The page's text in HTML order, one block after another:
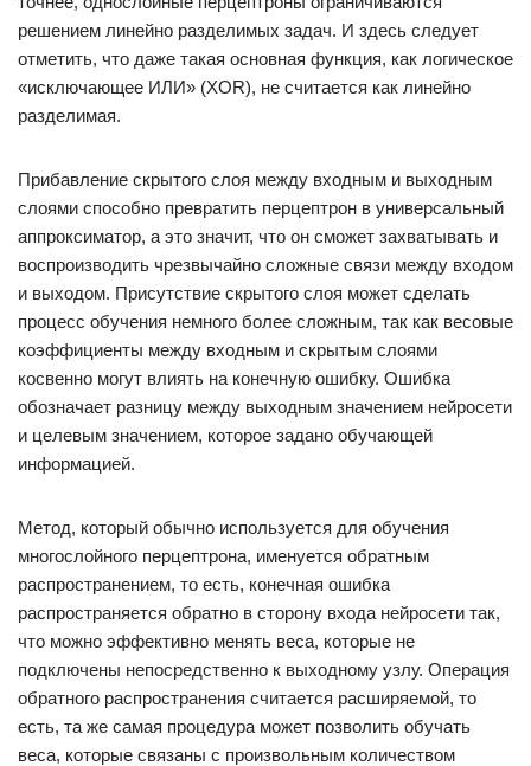
решением линейно разделимых задач. И здесь следует
отметить, что даже такая основная функция, как логическое
«исключающее ИЛИ» (XOR), не считается как линейно
разделимая.
Прибавление скрытого слоя между входным и выходным
слоями способно превратить перцептрон в универсальный
аппроксиматор, а это значит, что он сможет захватывать и
воспроизводить чрезвычайно сложные связи между входом
и выходом. Присутствие скрытого слоя может сделать
процесс обучения немного более сложным, так как весовые
коэффициенты между входным и скрытым слоями
косвенно могут влиять на конечную ошибку. Ошибка
обозначает разницу между выходным значением нейросети
и целевым значением, которое задано обучающей
информацией.
Метод, который обычно используется для обучения
многослойного перцептрона, именуется обратным
распространением, то есть, конечная ошибка
распространяется обратно в сторону входа нейросети так,
что можно эффективно менять веса, которые не
подключены непосредственно к выходному узлу. Операция
обратного распространения считается расширяемой, то
есть, та же самая процедура может позволить обучать
веса, которые связаны с произвольным количеством